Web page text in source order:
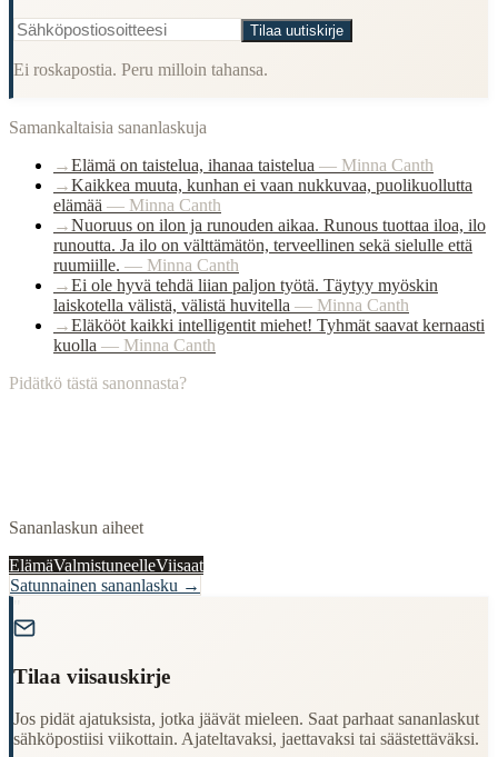
Tilaa uutiskirje
Ei roskapostia. Peru milloin tahansa.
Samankaltaisia sananlaskuja
→Elämä on taistelua, ihanaa taistelua — Minna Canth
→Kaikkea muuta, kunhan ei vaan nukkuvaa, puolikuollutta
elämää — Minna Canth
→Nuoruus on ilon ja runouden aikaa. Runous tuottaa iloa, ilo
runoutta. Ja ilo on välttämätön, terveellinen sekä sielulle että
ruumiille. — Minna Canth
→Ei ole hyvä tehdä liian paljon työtä. Täytyy myöskin
laiskotella välistä, välistä huvitella — Minna Canth
→Eläkööt kaikki intelligentit miehet! Tyhmät saavat kernaasti
kuolla — Minna Canth
Pidätkö tästä sanonnasta?
Sananlaskun aiheet
ElämäValmistuneelleViisaat
Satunnainen sananlasku →
Tilaa viisauskirje
Jos pidät ajatuksista, jotka jäävät mieleen. Saat parhaat sananlaskut
sähköpostiisi viikottain. Ajateltavaksi, jaettavaksi tai säästettäväksi.